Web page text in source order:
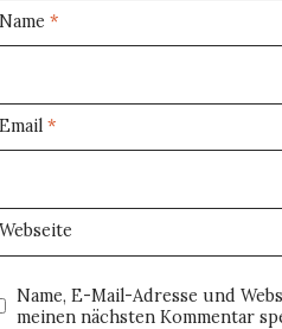
Name*
Email*
Webseite
Name, E-Mail-Adresse und
meinen nächsten Kommentar